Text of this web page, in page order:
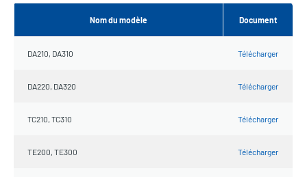
Nom du modèle Document
DA210, DA310 Télécharger
DA220, DA320 Télécharger
TC210, TC310 Télécharger
TE200, TE300 Télécharger